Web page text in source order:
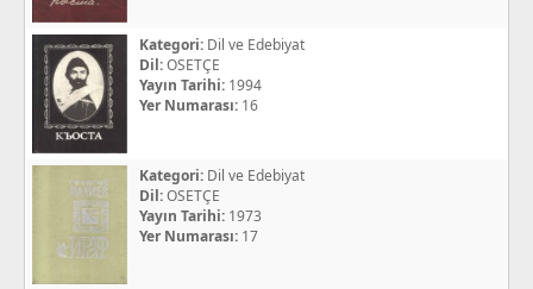
Kategori: Dil ve Edebiyat
Dil:OSETÇE
Yayın Tarihi: 1994
Yer Numarası: 16
Kategori: Dil ve Edebiyat
Dil:OSETÇE
Yayın Tarihi: 1973
Yer Numarası: 17